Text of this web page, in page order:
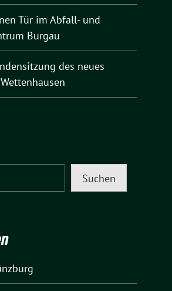
Tür im Abfall- und
Burgau
des neues
Suchen